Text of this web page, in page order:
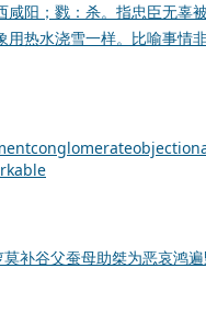
咸阳；戮：杀。指忠臣无辜
用热水浇雪一样。比喻事情
conglomerate
莫补谷父蚕母助桀为恶哀鸿